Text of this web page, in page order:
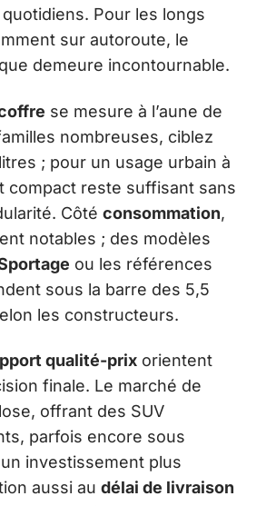
Pour les longs
sur autoroute, le
demeure incontournable.
se mesure à l’aune de
nombreuses, ciblez
; pour un usage urbain à
compact reste suffisant sans
Côté consommation,
notables ; des modèles
ou les références
sous la barre des 5,5
les constructeurs.
qualité-prix orientent
finale. Le marché de
offrant des SUV
parfois encore sous
investissement plus
aussi au délai de livraison